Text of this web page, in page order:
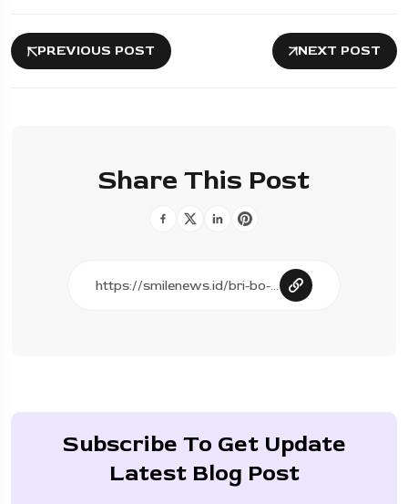
PREVIOUS POST NEXT POST
Share This Post
Subscribe To Get Update
Latest Blog Post